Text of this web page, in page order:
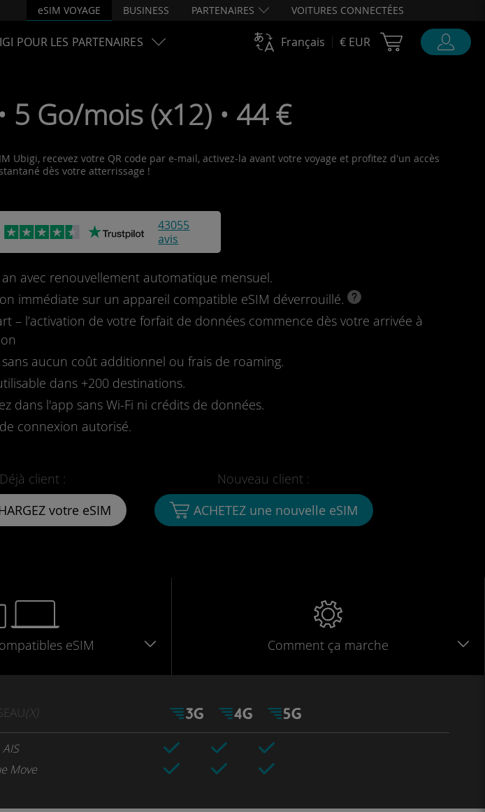
eSIM VOYAGE BUSINESS PARTENAIRES VOITURES CONNECTÉES
POUR LES PARTENAIRES Français € EUR Cart Ubigi
5 Go/mois (x12) • 44 €
Ubigi, recevez votre QR code par e-mail, activez-la avant votre voyage et profitez d'un accès
dès votre atterrissage !
43055
avis
avec renouvellement automatique mensuel.
immédiate sur un appareil compatible eSIM déverrouillé.
– l’activation de votre forfait de données commence dès votre arrivée à
sans aucun coût additionnel ou frais de roaming.
dans +200 destinations.
dans l'app sans Wi-Fi ni crédits de données.
connexion autorisé.
Déjà client :
votre eSIM
Nouveau client :
ACHETEZ une nouvelle eSIM
eSIM Comment ça marche
(X)
AIS
Move